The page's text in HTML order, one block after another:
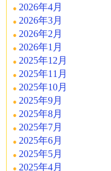
2026年4月
2026年3月
2026年2月
2026年1月
2025年12月
2025年11月
2025年10月
2025年9月
2025年8月
2025年7月
2025年6月
2025年5月
2025年4月